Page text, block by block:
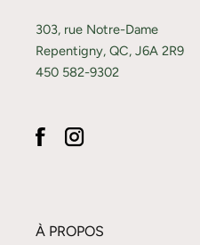
303, rue Notre-Dame
Repentigny, QC, J6A 2R9
450 582-9302
À PROPOS